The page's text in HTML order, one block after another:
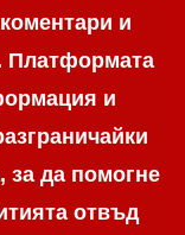
и
Платформата
и
за да помогне
отвъд